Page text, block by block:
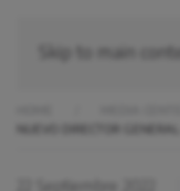
Skip to main
NUEVO DIRECTOR